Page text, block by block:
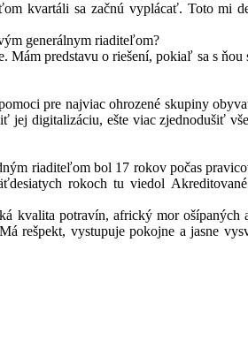
kvartáli sa začnú vyplácať. Toto mi
generálnym riaditeľom?
predstavu o riešení, pokiaľ sa s ňou
pre najviac ohrozené skupiny
digitalizáciu, ešte viac zjednodušiť
riaditeľom bol 17 rokov počas
rokoch tu viedol
kvalita potravín, africký mor ošípaných
rešpekt, vystupuje pokojne a jasne